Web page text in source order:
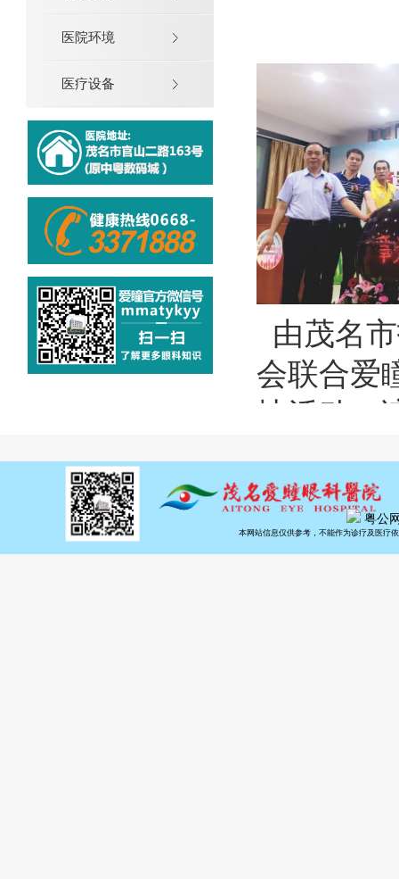
医院环境
医疗设备
由茂名
会联合爱
扶活动，
日，借助
本次公益
庭眼疾患
粤公
本网站信息仅供参考，不能作为诊疗及医疗